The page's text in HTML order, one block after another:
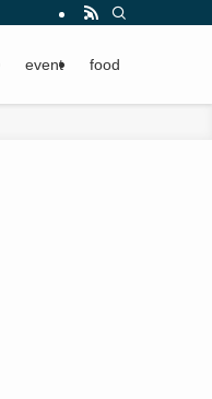
event food